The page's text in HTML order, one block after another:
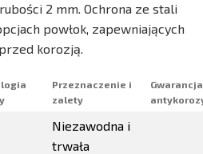
2 mm. Ochrona ze stali
powłok, zapewniających
korozją.
Przeznaczenie i
zalety
Gwarancja
Niezawodna i
trwała